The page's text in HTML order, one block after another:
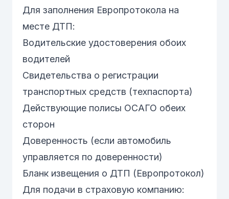
Для заполнения Европротокола на
месте ДТП:
Водительские удостоверения обоих
водителей
Свидетельства о регистрации
транспортных средств (техпаспорта)
Действующие полисы ОСАГО обеих
сторон
Доверенность (если автомобиль
управляется по доверенности)
Бланк извещения о ДТП (Европротокол)
Для подачи в страховую компанию: